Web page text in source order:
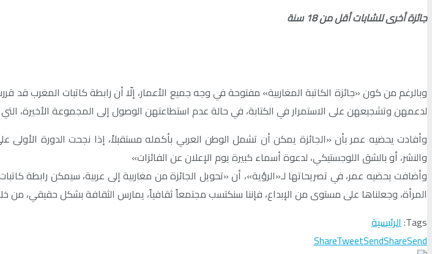
جائزة أخرى للشابات أقل من 18 سنة
لدعمهن وتشجيعهن على الاستمرار في الكتابة، في حالة عدم استطاعتهن الوصول إلى المجموعة الأخيرة، التي
وأفادت يحضيه عمر بأن «الجائزة يمكن أن تشمل الوطن العربي بأكمله مستقبلاً، إذا نجحت الدورة الأولى
والنشر، أو بالشق اللوجستيكي، لدعوة أسماء كبيرة يوم الإعلان عن الفائزات»
وأضافت يحضيه عمر، في تصريحاتها لـ«الرؤية»، أن «تحويل الجائزة من مغاربية إلى عربية، سيمكن رابطة
المرأة، وجعلناها على مستوى من الإبداع، فإننا سنكتسب مجتمعاً ثقافياً، يمارس الثقافة بشكل حقيقي، من خلال
Tags: الرئيسية
ShareTweetSendShareSend